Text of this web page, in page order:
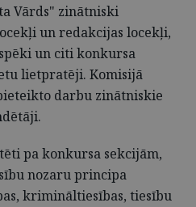
Vārds" zinātniski
un redakcijas locekļi,
un citi konkursa
lietpratēji. Komisijā
darbu zinātniskie
pa konkursa sekcijām,
nozaru principa
krimināltiesības, tiesību